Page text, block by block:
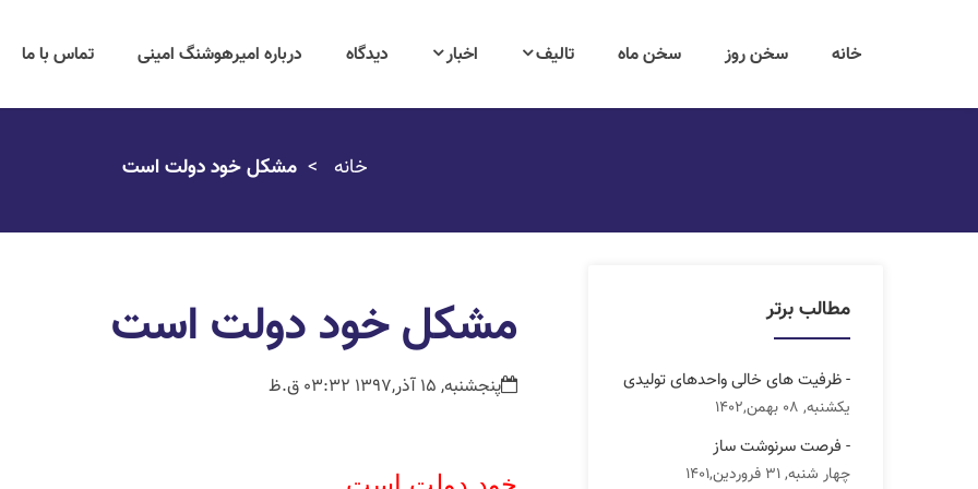
خانه سخن روز سخن ماه تالیف اخبار دیدگاه درباره امیرهوشنگ امینی تماس با ما
خانه مشکل خود دولت است
مشکل خود دولت است
پنجشنبه, 15 آذر,1397 03:32 ق.ظ
مطالب برتر
- ظرفیت های خالی واحدهای تولیدی
یکشنبه, 08 بهمن,1402
- فرصت سرنوشت ساز
چهار شنبه, 31 فروردین,1401